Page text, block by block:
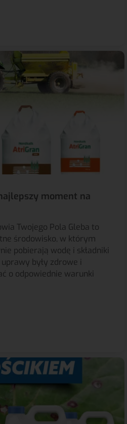
moment na
Twojego Pola Gleba to
środowisko, w którym
pobierają wodę i składniki
były zdrowe i
o odpowiednie warunki